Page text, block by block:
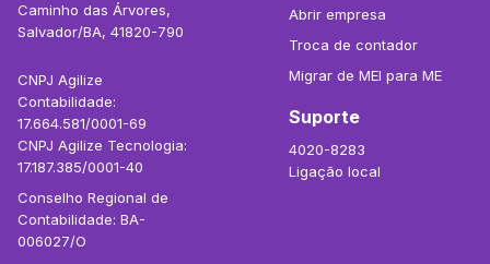
Caminho das Árvores,
Salvador/BA, 41820-790
CNPJ Agilize
Contabilidade:
17.664.581/0001-69
CNPJ Agilize Tecnologia:
17.187.385/0001-40
Conselho Regional de
Contabilidade: BA-
006027/O
Abrir empresa
Troca de contador
Migrar de MEI para ME
Suporte
4020-8283
Ligação local